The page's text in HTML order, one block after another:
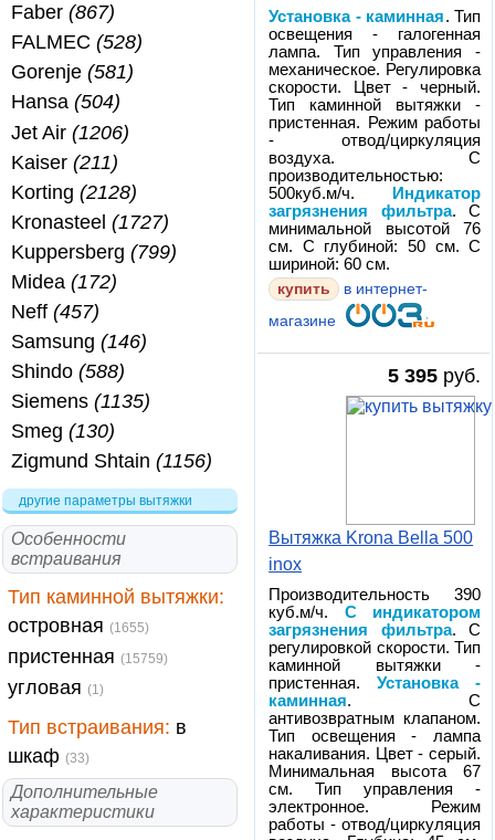
Faber(867)
FALMEC(528)
Gorenje(581)
Hansa(504)
Jet Air(1206)
Kaiser(211)
Korting(2128)
Kronasteel(1727)
Kuppersberg(799)
Midea(172)
Neff(457)
Samsung(146)
Shindo(588)
Siemens(1135)
Smeg(130)
Zigmund Shtain(1156)
другие параметры вытяжки
Особенности
встраивания
Тип каминной вытяжки:
островная (1655)
пристенная (15759)
угловая (1)
Тип встраивания: в
шкаф (33)
Дополнительные
характеристики
Установка - каминная. Тип
освещения - галогенная
лампа. Тип управления -
механическое. Регулировка
скорости. Цвет - черный.
Тип каминной вытяжки -
пристенная. Режим работы
- отвод/циркуляция
воздуха. С
производительностью:
500куб.м/ч.
Индикатор
загрязнения фильтра. С
минимальной высотой 76
см. С глубиной: 50 см. С
шириной: 60 см.
купить
в интернет-
магазине
5 395 руб.
Вытяжка Krona Bella 500
inox
Производительность 390
куб.м/ч. С индикатором
загрязнения фильтра. С
регулировкой скорости. Тип
каминной вытяжки -
пристенная.Установка -
каминная. С
антивозвратным клапаном.
Тип освещения - лампа
накаливания. Цвет - серый.
Минимальная высота 67
см. Тип управления -
электронное. Режим
работы - отвод/циркуляция